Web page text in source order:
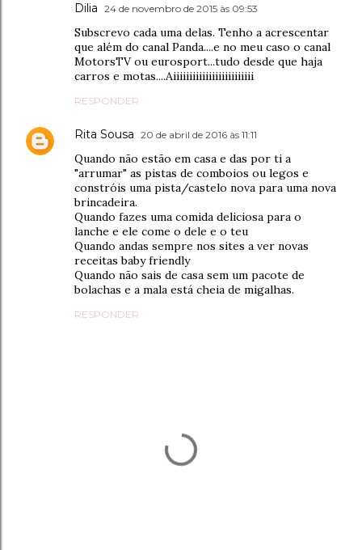
Dilia 24 de novembro de 2015 às 09:53
Subscrevo cada uma delas. Tenho a acrescentar
que além do canal Panda....e no meu caso o canal
MotorsTV ou eurosport...tudo desde que haja
carros e motas....Aiiiiiiiiiiiiiiiiiiiiiiiii
RESPONDER
Rita Sousa 20 de abril de 2016 às 11:11
Quando não estão em casa e das por ti a
"arrumar" as pistas de comboios ou legos e
constróis uma pista/castelo nova para uma nova
brincadeira.
Quando fazes uma comida deliciosa para o
lanche e ele come o dele e o teu
Quando andas sempre nos sites a ver novas
receitas baby friendly
Quando não sais de casa sem um pacote de
bolachas e a mala está cheia de migalhas.
RESPONDER